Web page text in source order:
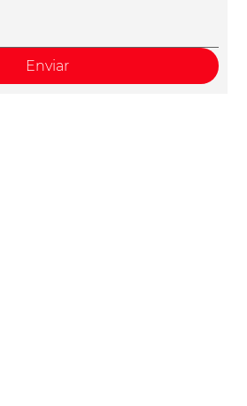
Enviar